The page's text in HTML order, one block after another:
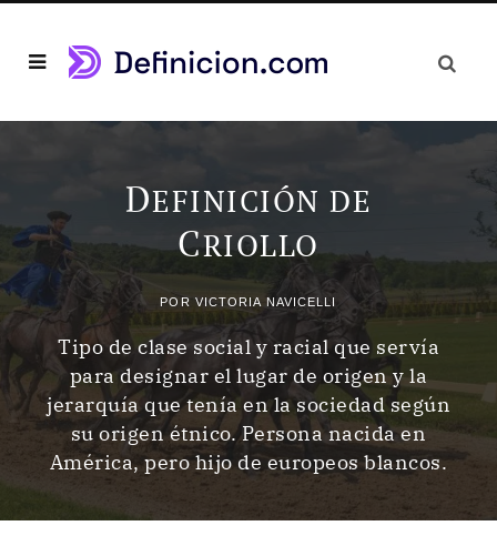
DEFINICIÓN DE
CRIOLLO
POR VICTORIA NAVICELLI
Tipo de clase social y racial que servía
para designar el lugar de origen y la
jerarquía que tenía en la sociedad según
su origen étnico. Persona nacida en
América, pero hijo de europeos blancos.